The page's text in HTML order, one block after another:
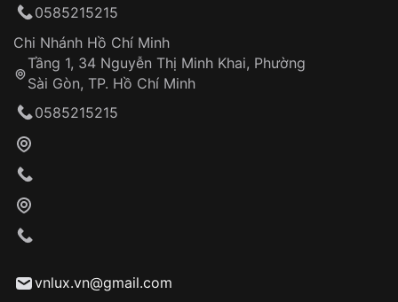
Khách hàng kiểm tra và thanh toán trực tiếp
Từ khóa SEO:
Đảm bảo quyền lợi khách hàng
Đồng hành cùng khách hàng trong suốt quá
trình sử dụng
0585215215
Chi Nhánh Hồ Chí Minh
Tầng 1, 34 Nguyễn Thị Minh Khai, Phường
Sài Gòn, TP. Hồ Chí Minh
0585215215
vnlux.vn@gmail.com